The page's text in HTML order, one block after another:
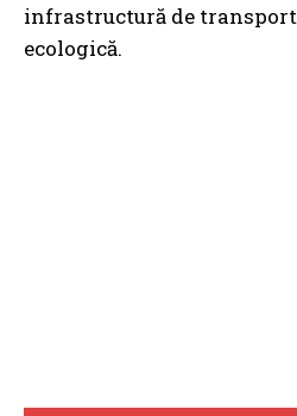
infrastructură de
ecologică.